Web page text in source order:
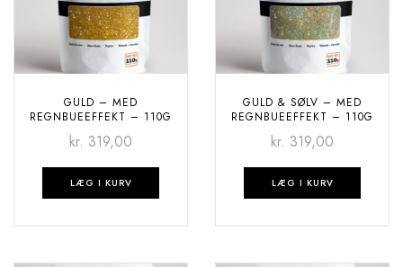
GULD – MED
REGNBUEEFFEKT – 110G
kr. 319,00
LÆG I KURV
GULD & SØLV – MED
REGNBUEEFFEKT – 110G
kr. 319,00
LÆG I KURV